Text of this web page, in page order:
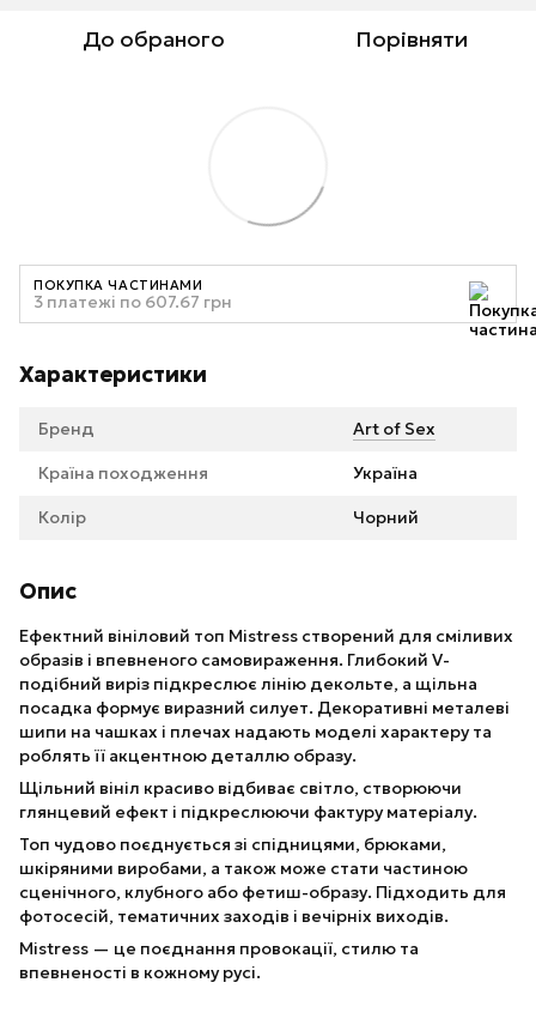
До обраного Порівняти
ПОКУПКА ЧАСТИНАМИ
3 платежі по 607.67 грн
Характеристики
Бренд Art of Sex
Країна походження Україна
Колір Чорний
Опис
Ефектний вініловий топ Mistress створений для сміливих
образів і впевненого самовираження. Глибокий V-
подібний виріз підкреслює лінію декольте, а щільна
посадка формує виразний силует. Декоративні металеві
шипи на чашках і плечах надають моделі характеру та
роблять її акцентною деталлю образу.
Щільний вініл красиво відбиває світло, створюючи
глянцевий ефект і підкреслюючи фактуру матеріалу.
Топ чудово поєднується зі спідницями, брюками,
шкіряними виробами, а також може стати частиною
сценічного, клубного або фетиш-образу. Підходить для
фотосесій, тематичних заходів і вечірніх виходів.
Mistress — це поєднання провокації, стилю та
впевненості в кожному русі.